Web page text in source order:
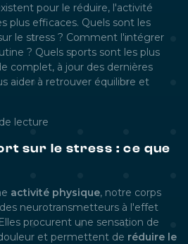
pour le réduire, l'activité
plus efficaces. Quels sont les
le stress ? Comment l'intégrer
? Quels sports sont les plus
complet, à jour des dernières
aider à retrouver équilibre et
de lecture
sur le stress : ce que
activité physique, notre corps
neurotransmetteurs à l'effet
procurent une sensation de
et permettent de réduire le